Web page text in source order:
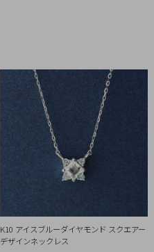
K10 アイスブルーダイヤモンド スクエアー
デザインネックレス